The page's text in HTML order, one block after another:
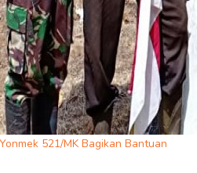
521/MK Bagikan Bantuan